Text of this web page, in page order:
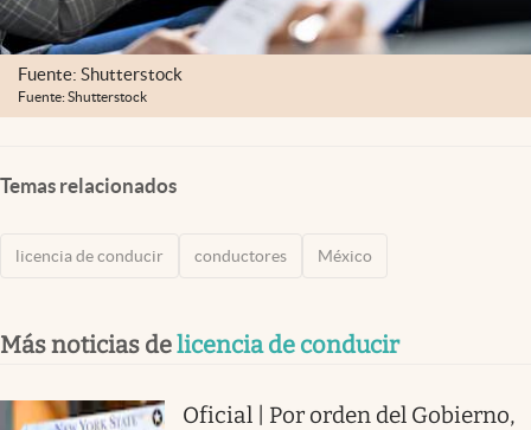
Fuente: Shutterstock
Fuente: Shutterstock
Temas relacionados
licencia de conducir conductores México
Más noticias delicencia de conducir
Oficial | Por orden del Gobierno,